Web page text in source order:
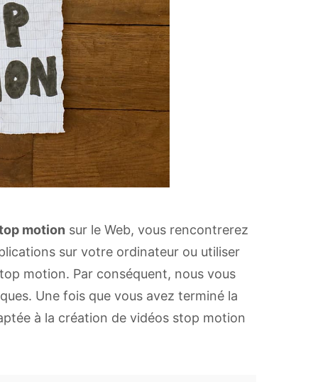
motion sur le Web, vous rencontrerez
sur votre ordinateur ou utiliser
motion. Par conséquent, nous vous
Une fois que vous avez terminé la
à la création de vidéos stop motion